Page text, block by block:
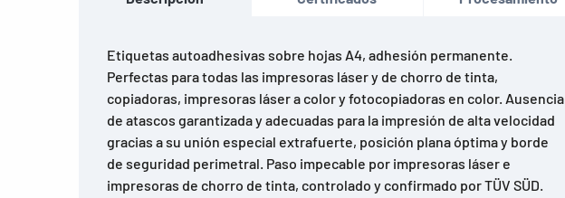
Etiquetas autoadhesivas sobre hojas A4, adhesión permanente.
Perfectas para todas las impresoras láser y de chorro de tinta,
copiadoras, impresoras láser a color y fotocopiadoras en color. Ausencia
de atascos garantizada y adecuadas para la impresión de alta velocidad
gracias a su unión especial extrafuerte, posición plana óptima y borde
de seguridad perimetral. Paso impecable por impresoras láser e
impresoras de chorro de tinta, controlado y confirmado por TÜV SÜD.